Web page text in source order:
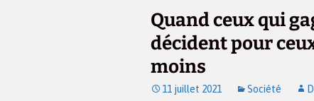
Quand ceux qui
décident pour
moins
11 juillet 2021 Société